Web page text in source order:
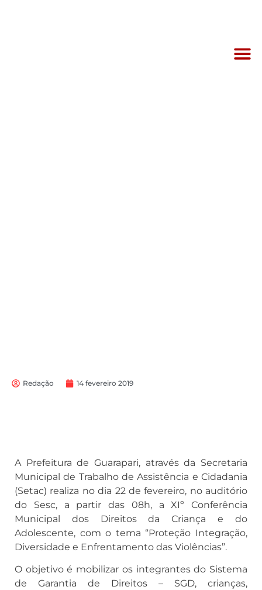
Redação 14 fevereiro 2019
A Prefeitura de Guarapari, através da Secretaria
Municipal de Trabalho de Assistência e Cidadania
(Setac) realiza no dia 22 de fevereiro, no auditório
do Sesc, a partir das 08h, a XIº Conferência
Municipal dos Direitos da Criança e do
Adolescente, com o tema “Proteção Integração,
Diversidade e Enfrentamento das Violências”.
O objetivo é mobilizar os integrantes do Sistema
de Garantia de Direitos – SGD, crianças,